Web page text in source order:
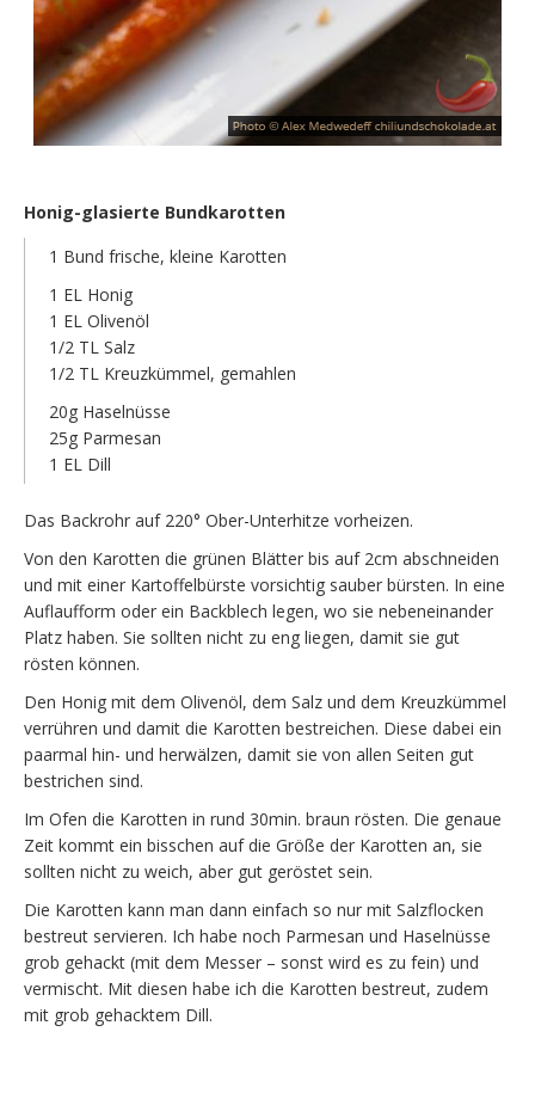
Honig-glasierte Bundkarotten
1 Bund frische, kleine Karotten
1 EL Honig
1 EL Olivenöl
1/2 TL Salz
1/2 TL Kreuzkümmel, gemahlen
20g Haselnüsse
25g Parmesan
1 EL Dill
Das Backrohr auf 220° Ober-Unterhitze vorheizen.
Von den Karotten die grünen Blätter bis auf 2cm abschneiden
und mit einer Kartoffelbürste vorsichtig sauber bürsten. In eine
Auflaufform oder ein Backblech legen, wo sie nebeneinander
Platz haben. Sie sollten nicht zu eng liegen, damit sie gut
rösten können.
Den Honig mit dem Olivenöl, dem Salz und dem Kreuzkümmel
verrühren und damit die Karotten bestreichen. Diese dabei ein
paarmal hin- und herwälzen, damit sie von allen Seiten gut
bestrichen sind.
Im Ofen die Karotten in rund 30min. braun rösten. Die genaue
Zeit kommt ein bisschen auf die Größe der Karotten an, sie
sollten nicht zu weich, aber gut geröstet sein.
Die Karotten kann man dann einfach so nur mit Salzflocken
bestreut servieren. Ich habe noch Parmesan und Haselnüsse
grob gehackt (mit dem Messer – sonst wird es zu fein) und
vermischt. Mit diesen habe ich die Karotten bestreut, zudem
mit grob gehacktem Dill.